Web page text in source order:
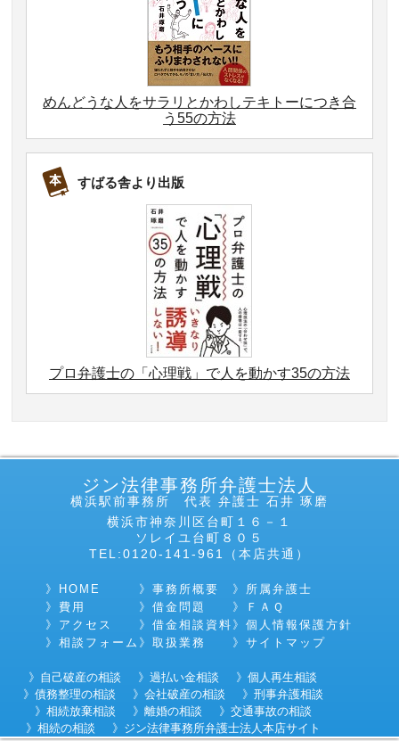
めんどうな人をサラリとかわしテキトーにつき合
う55の方法
すばる舎より出版
プロ弁護士の「心理戦」で人を動かす35の方法
ジン法律事務所弁護士法人
横浜駅前事務所 代表 弁護士 石井 琢磨
横浜市神奈川区台町１６－１
ソレイユ台町８０５
TEL:0120-141-961（本店共通）
HOME
費用
アクセス
相談フォーム
事務所概要
借金問題
借金相談資料
取扱業務
所属弁護士
ＦＡＱ
個人情報保護方針
サイトマップ
自己破産の相談 過払い金相談
個人再生相談
債務整理の相談
会社破産の相談
刑事弁護相談
相続放棄相談
離婚の相談
交通事故の相談
相続の相談
ジン法律事務所弁護士法人本店サイト